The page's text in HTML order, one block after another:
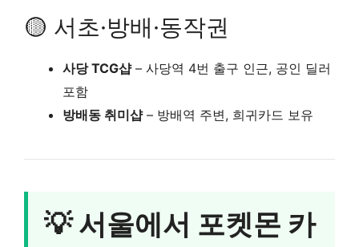
🟡 서초·방배·동작권
사당 TCG샵– 사당역 4번 출구 인근, 공인 딜러
포함
방배동 취미샵– 방배역 주변, 희귀카드 보유
💡 서울에서 포켓몬 카